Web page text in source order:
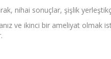
nihai sonuçlar, şişlik
ve ikinci bir ameliyat